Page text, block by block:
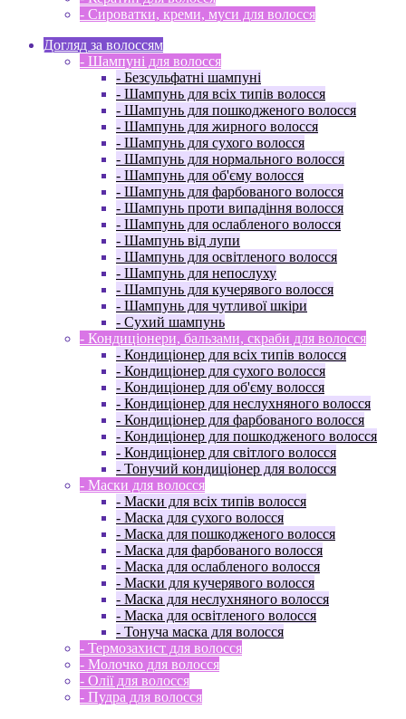
- Сироватки, креми, муси для волосся
Догляд за волоссям
- Шампуні для волосся
- Безсульфатні шампуні
- Шампунь для всіх типів волосся
- Шампунь для пошкодженого волосся
- Шампунь для жирного волосся
- Шампунь для сухого волосся
- Шампунь для нормального волосся
- Шампунь для об'єму волосся
- Шампунь для фарбованого волосся
- Шампунь проти випадіння волосся
- Шампунь для ослабленого волосся
- Шампунь від лупи
- Шампунь для освітленого волосся
- Шампунь для непослуху
- Шампунь для кучерявого волосся
- Шампунь для чутливої ​​шкіри
- Сухий шампунь
- Кондиціонери, бальзами, скраби для волосся
- Кондиціонер для всіх типів волосся
- Кондиціонер для сухого волосся
- Кондиціонер для об'єму волосся
- Кондиціонер для неслухняного волосся
- Кондиціонер для фарбованого волосся
- Кондиціонер для пошкодженого волосся
- Кондиціонер для світлого волосся
- Тонучий кондиціонер для волосся
- Маски для волосся
- Маски для всіх типів волосся
- Маска для сухого волосся
- Маска для пошкодженого волосся
- Маска для фарбованого волосся
- Маска для ослабленого волосся
- Маски для кучерявого волосся
- Маска для неслухняного волосся
- Маска для освітленого волосся
- Тонуча маска для волосся
- Термозахист для волосся
- Молочко для волосся
- Олії для волосся
- Пудра для волосся